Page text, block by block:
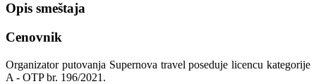
Opis smeštaja
Cenovnik
Organizator putovanja Supernova travel poseduje licencu kategorije
A - OTP br. 196/2021.